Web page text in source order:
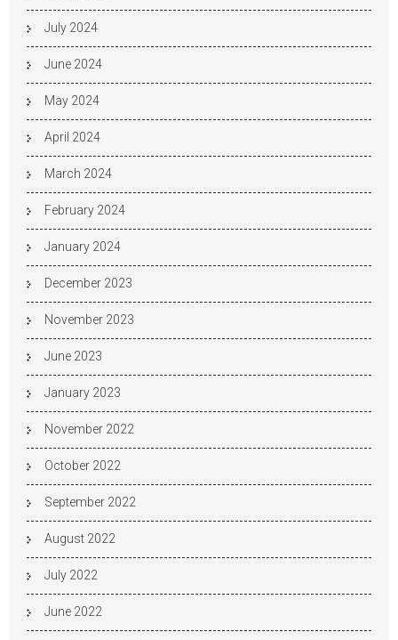
July 2024
June 2024
May 2024
April 2024
March 2024
February 2024
January 2024
December 2023
November 2023
June 2023
January 2023
November 2022
October 2022
September 2022
August 2022
July 2022
June 2022